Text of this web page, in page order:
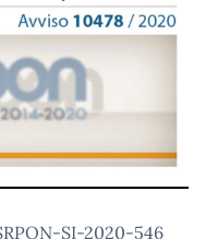
SI-2020-546